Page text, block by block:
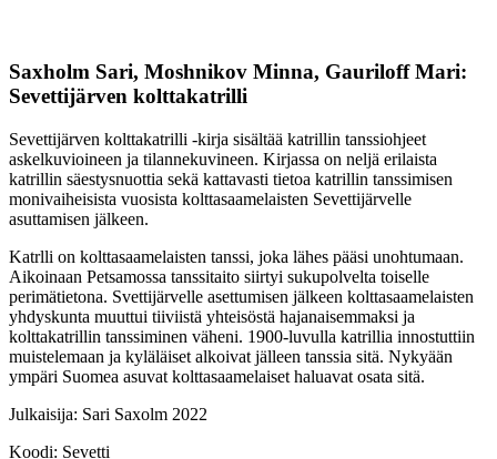
Saxholm Sari, Moshnikov Minna, Gauriloff Mari:
Sevettijärven kolttakatrilli
Sevettijärven kolttakatrilli -kirja sisältää katrillin tanssiohjeet
askelkuvioineen ja tilannekuvineen. Kirjassa on neljä erilaista
katrillin säestysnuottia sekä kattavasti tietoa katrillin tanssimisen
monivaiheisista vuosista kolttasaamelaisten Sevettijärvelle
asuttamisen jälkeen.
Katrlli on kolttasaamelaisten tanssi, joka lähes pääsi unohtumaan.
Aikoinaan Petsamossa tanssitaito siirtyi sukupolvelta toiselle
perimätietona. Svettijärvelle asettumisen jälkeen kolttasaamelaisten
yhdyskunta muuttui tiiviistä yhteisöstä hajanaisemmaksi ja
kolttakatrillin tanssiminen väheni. 1900-luvulla katrillia innostuttiin
muistelemaan ja kyläläiset alkoivat jälleen tanssia sitä. Nykyään
ympäri Suomea asuvat kolttasaamelaiset haluavat osata sitä.
Julkaisija: Sari Saxolm 2022
Koodi: Sevetti